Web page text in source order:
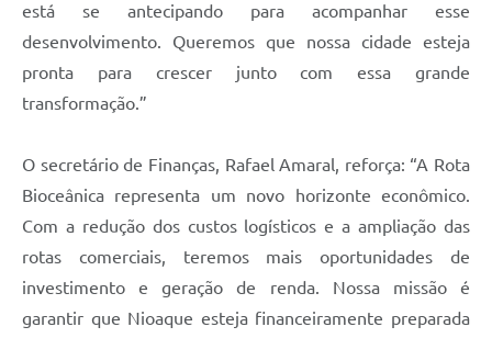
está se antecipando para acompanhar esse
desenvolvimento. Queremos que nossa cidade esteja
pronta para crescer junto com essa grande
transformação.”
O secretário de Finanças, Rafael Amaral, reforça: “A Rota
Bioceânica representa um novo horizonte econômico.
Com a redução dos custos logísticos e a ampliação das
rotas comerciais, teremos mais oportunidades de
investimento e geração de renda. Nossa missão é
garantir que Nioaque esteja financeiramente preparada